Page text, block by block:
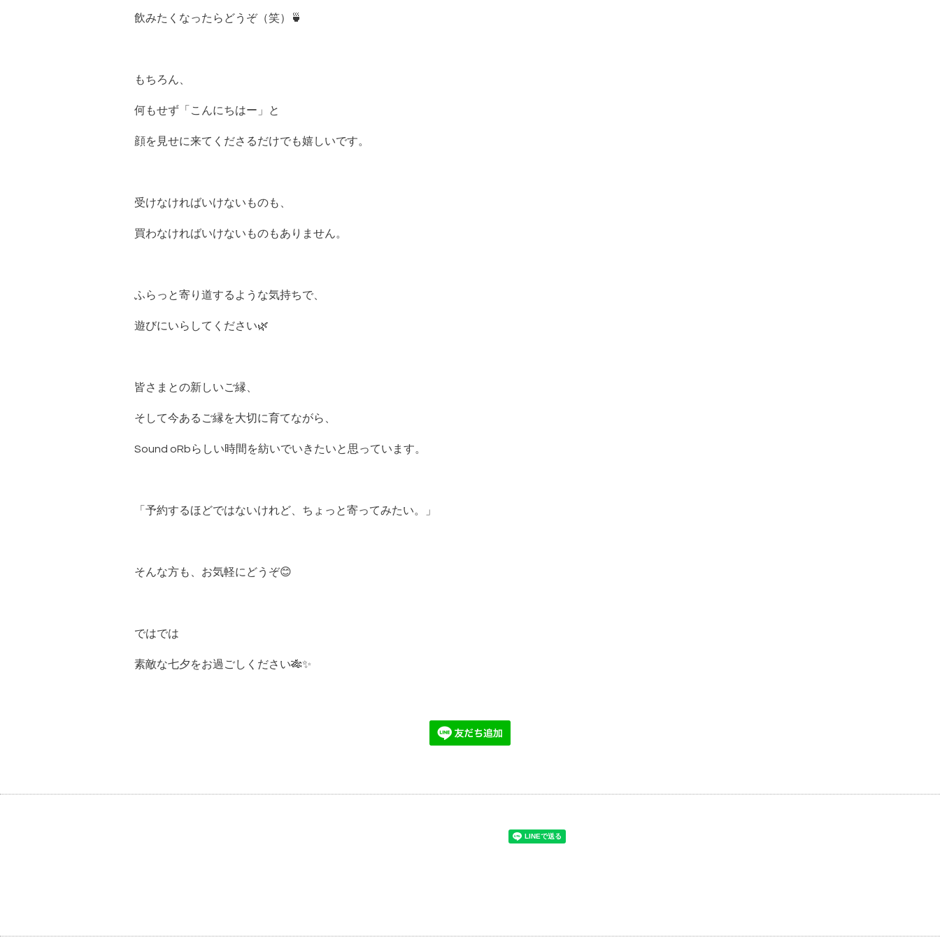
飲みたくなったらどうぞ（笑）🍵
もちろん、
何もせず「こんにちはー」と
顔を見せに来てくださるだけでも嬉しいです。
受けなければいけないものも、
買わなければいけないものもありません。
ふらっと寄り道するような気持ちで、
遊びにいらしてください🌿
皆さまとの新しいご縁、
そして今あるご縁を大切に育てながら、
Sound oRbらしい時間を紡いでいきたいと思っています。
「予約するほどではないけれど、ちょっと寄ってみたい。」
そんな方も、お気軽にどうぞ😊
ではでは
素敵な七夕をお過ごしください🎋✨